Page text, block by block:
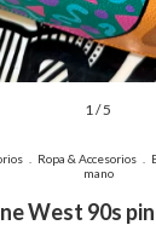
1 /5
Ropa & Accesorios
mano
West 90s